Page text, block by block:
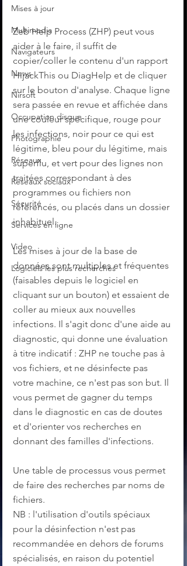
Mises à jour
Multimedia
Navigateurs
News
Nirsoft
Occupation disque
Photographie
Réseaux
Réseaux sociaux
Sécurité
Services en ligne
Video
Logiciels les plus recherchés
Zeb Help Process (ZHP) peut vous
aider à le faire, il suffit de
copier/coller le contenu d'un rapport
HijackThis ou DiagHelp et de cliquer
sur le bouton d'analyse. Chaque ligne
sera passée en revue et affichée dans
une couleur spécifique, rouge pour
les infections, noir pour ce qui est
légitime, bleu pour du légitime, mais
superflu, et vert pour des lignes non
traitées correspondant à des
programmes ou fichiers non
référencés, ou placés dans un dossier
inhabituel.
Les mises à jour de la base de
données sont multiples et fréquentes
(faisables depuis le logiciel en
cliquant sur un bouton) et essaient de
coller au mieux aux nouvelles
infections. Il s'agit donc d'une aide au
diagnostic, qui donne une évaluation
à titre indicatif : ZHP ne touche pas à
vos fichiers, et ne désinfecte pas
votre machine, ce n'est pas son but. Il
vous permet de gagner du temps
dans le diagnostic en cas de doutes
et d'orienter vos recherches en
donnant des familles d'infections.
Une table de processus vous permet
de faire des recherches par noms de
fichiers.
NB : l'utilisation d'outils spéciaux
pour la désinfection n'est pas
recommandée en dehors de forums
spécialisés, en raison du potentiel